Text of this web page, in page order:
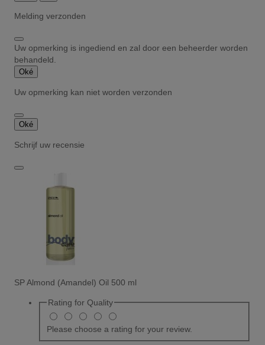
Melding verzonden
Uw opmerking is ingediend en zal door een beheerder worden
behandeld.
Oké
Uw opmerking kan niet worden verzonden
Oké
Schrijf uw recensie
SP Almond (Amandel) Oil 500 ml
Rating for Quality
Please choose a rating for your review.